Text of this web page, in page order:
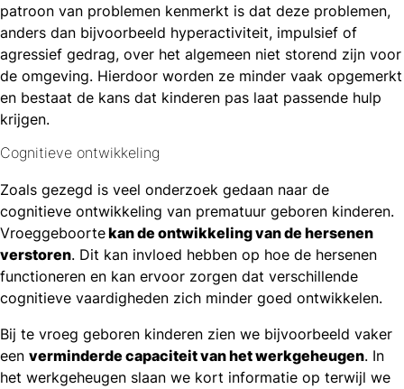
patroon van problemen kenmerkt is dat deze problemen,
anders dan bijvoorbeeld hyperactiviteit, impulsief of
agressief gedrag, over het algemeen niet storend zijn voor
de omgeving. Hierdoor worden ze minder vaak opgemerkt
en bestaat de kans dat kinderen pas laat passende hulp
krijgen.
Cognitieve ontwikkeling
Zoals gezegd is veel onderzoek gedaan naar de
cognitieve ontwikkeling van prematuur geboren kinderen.
Vroeggeboortekan de ontwikkeling van de hersenen
verstoren. Dit kan invloed hebben op hoe de hersenen
functioneren en kan ervoor zorgen dat verschillende
cognitieve vaardigheden zich minder goed ontwikkelen.
Bij te vroeg geboren kinderen zien we bijvoorbeeld vaker
een verminderde capaciteit van het werkgeheugen. In
het werkgeheugen slaan we kort informatie op terwijl we